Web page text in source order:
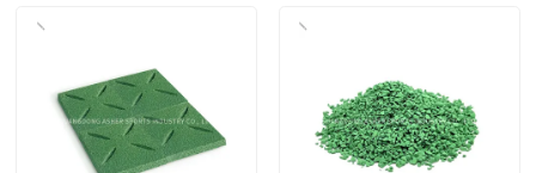
Producten
Video's